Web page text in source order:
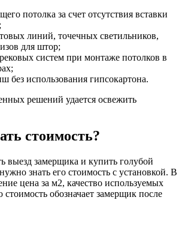
потолка за счет отсутствия вставки
линий, точечных светильников,
для штор;
систем при монтаже потолков в
без использования гипсокартона.
решений удается освежить
стоимость?
выезд замерщика и купить голубой
знать его стоимость с установкой. В
цена за м2, качество используемых
обозначает замерщик после